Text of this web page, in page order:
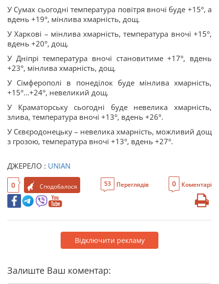
У Сумах сьогодні температура повітря вночі буде +15°, а
вдень +19°, мінлива хмарність, дощ.
У Харкові – мінлива хмарність, температура вночі +15°,
вдень +20°, дощ.
У Дніпрі температура вночі становитиме +17°, вдень
+23°, мінлива хмарність, дощ.
У Сімферополі в понеділок буде мінлива хмарність,
+15°...+24°, невеликий дощ.
У Краматорську сьогодні буде невелика хмарність,
злива, температура вночі +13°, вдень +26°.
У Сєвєродонецьку – невелика хмарність, можливий дощ
з грозою, температура вночі +13°, вдень +27°.
ДЖЕРЕЛО : UNIAN
0 Сподобалося 53 Переглядів 0 Коментарі
Відключити рекламу
Залиште Ваш коментар: